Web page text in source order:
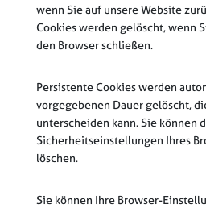
wenn Sie auf unsere Website
Cookies werden gelöscht, wenn
den Browser schließen.
Persistente Cookies werden
vorgegebenen Dauer gelöscht,
unterscheiden kann. Sie können
Sicherheitseinstellungen Ihres
löschen.
Sie können Ihre Browser-